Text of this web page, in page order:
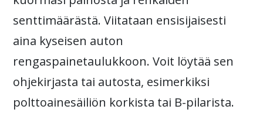
senttimäärästä. Viitataan ensisijaisesti
aina kyseisen auton
rengaspainetaulukkoon. Voit löytää sen
ohjekirjasta tai autosta, esimerkiksi
polttoainesäiliön korkista tai B-pilarista.